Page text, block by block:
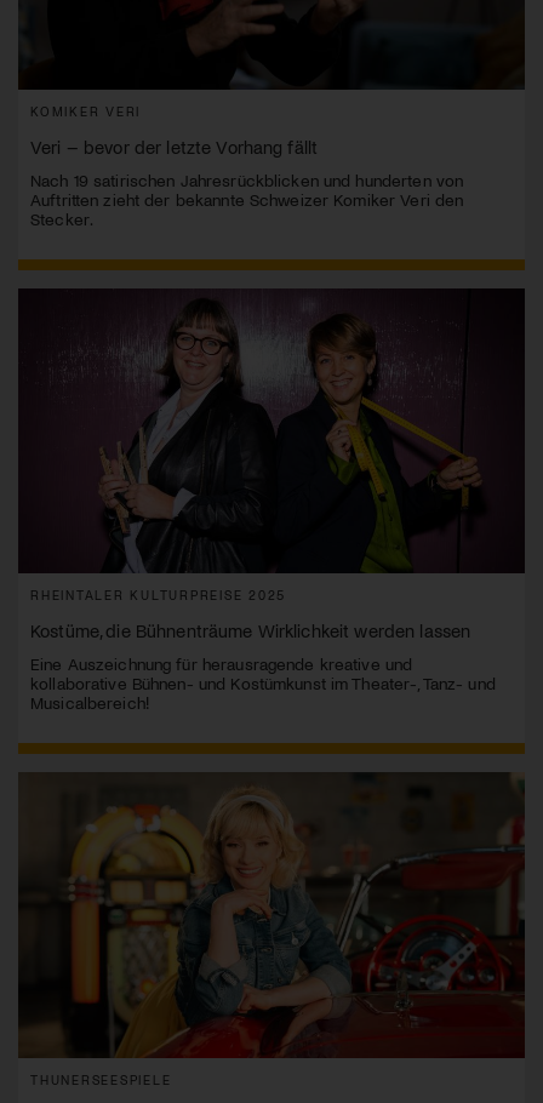
KOMIKER VERI
Veri – bevor der letzte Vorhang fällt
Nach 19 satirischen Jahresrückblicken und hunderten von
Auftritten zieht der bekannte Schweizer Komiker Veri den
Stecker.
RHEINTALER KULTURPREISE 2025
Kostüme, die Bühnenträume Wirklichkeit werden lassen
Eine Auszeichnung für herausragende kreative und
kollaborative Bühnen- und Kostümkunst im Theater-, Tanz- und
Musicalbereich!
THUNERSEESPIELE